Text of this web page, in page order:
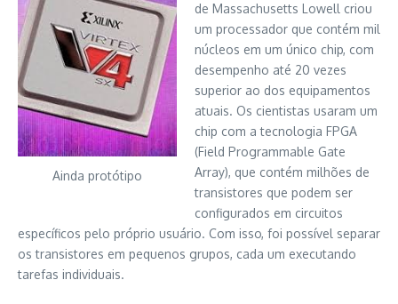
Ainda protótipo
de Massachusetts Lowell criou
um processador que contém mil
núcleos em um único chip, com
desempenho até 20 vezes
superior ao dos equipamentos
atuais. Os cientistas usaram um
chip com a tecnologia FPGA
(Field Programmable Gate
Array), que contém milhões de
transistores que podem ser
configurados em circuitos
específicos pelo próprio usuário. Com isso, foi possível separar
os transistores em pequenos grupos, cada um executando
tarefas individuais.